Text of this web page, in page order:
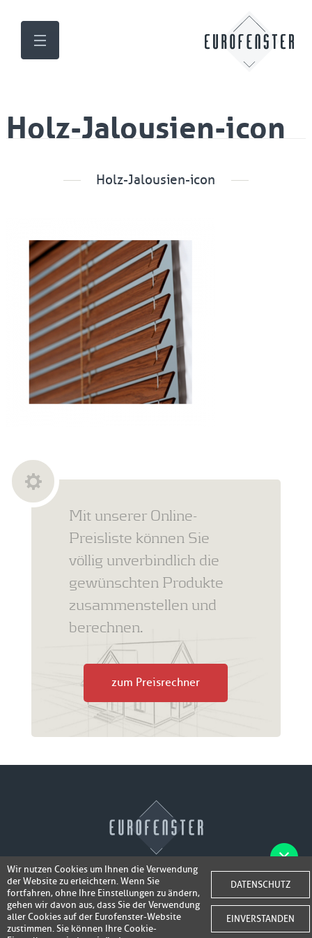
Holz-Jalousien-icon
Holz-Jalousien-icon
Wir nutzen Cookies um Ihnen die Verwendung
der Website zu erleichtern. Wenn Sie
fortfahren, ohne Ihre Einstellungen zu ändern,
gehen wir davon aus, dass Sie der Verwendung
aller Cookies auf der Eurofenster-Website
zustimmen. Sie können Ihre Cookie-
DATENSCHUTZ
EINVERSTANDEN
Fotos der Fenster/Elemente per WhatsApp
senden und ein Super-Angebotinkl. 50,-
bis 100,- EURGutschrift erhalten!
Mit unserer Online-
Preisliste können Sie
völlig unverbindlich die
gewünschten Produkte
zusammenstellen und
berechnen.
zum Preisrechner
© 2026 Eurofenster
Webdesign byWebidea Advance